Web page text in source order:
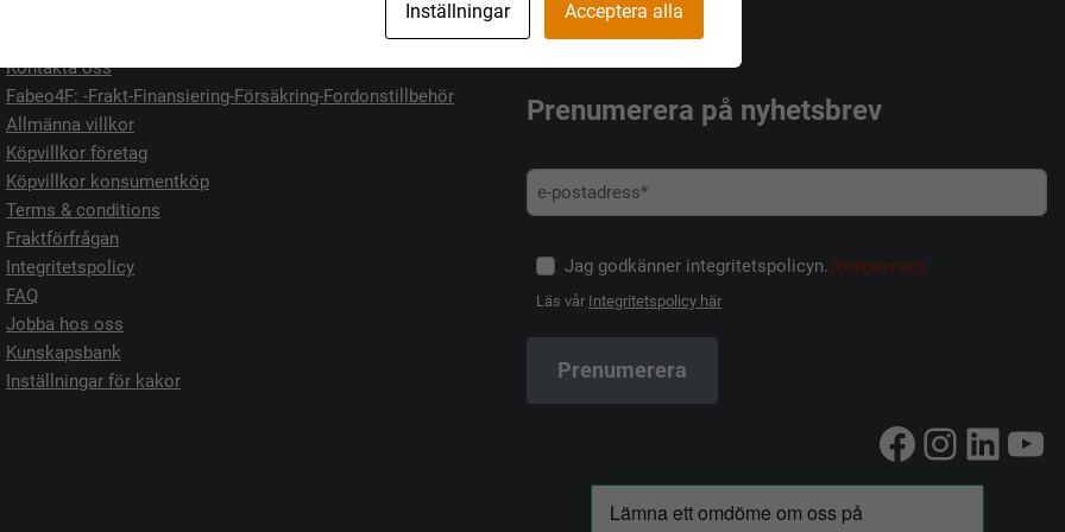
Kontakta oss
Fabeo4F: -Frakt-Finansiering-Försäkring-Fordonstillbehör
Allmänna villkor
Köpvillkor företag
Köpvillkor konsumentköp
Terms & conditions
Fraktförfrågan
Integritetspolicy
FAQ
Jobba hos oss
Kunskapsbank
Inställningar för kakor
Prenumerera på nyhetsbrev
Jag godkänner integritetspolicyn. (Obligatoriskt)
Läs vår Integritetspolicy här
Facebook
Inställningar Acceptera alla